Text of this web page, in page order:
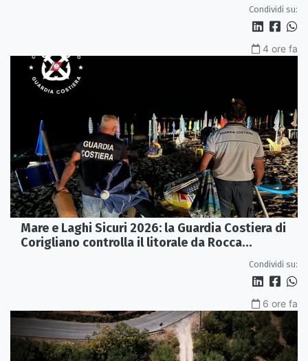
Condividi su:
4 ore fa
Mare e Laghi Sicuri 2026: la Guardia Costiera di
Corigliano controlla il litorale da Rocca
Condividi su:
6 ore fa